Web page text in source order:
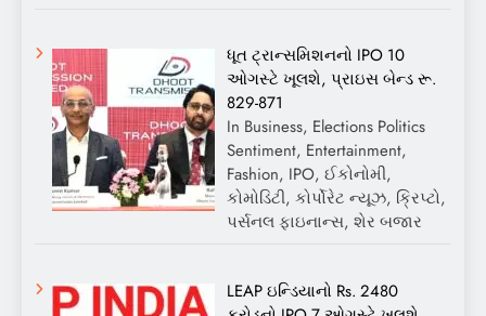
ધૂત ટ્રાન્સમિશનનો IPO 10
ઓગસ્ટે ખૂલશે, પ્રાઇસ બેન્ડ રૂ.
829-871
In Business, Elections Politics
Sentiment, Entertainment,
Fashion, IPO, ઈકોનોમી,
કોમોડિટી, કોર્પોરેટ ન્યૂઝ, ક્રિપ્ટો,
પર્સનલ ફાઇનાન્સ, શેર બજાર
LEAP ઇન્ડિયાનો Rs. 2480